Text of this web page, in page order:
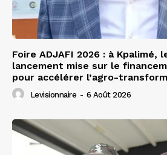
Foire ADJAFI 2026 : à Kpalimé,
lancement mise sur le
pour accélérer l’agro-
Levisionnaire - 6 Août 2026